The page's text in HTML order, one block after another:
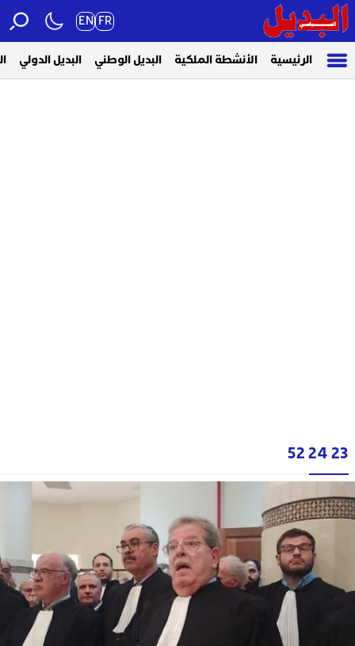
FR
EN
الرئيسية الأنشطة الملكية البديل الوطني البديل الدولي
23 24 52